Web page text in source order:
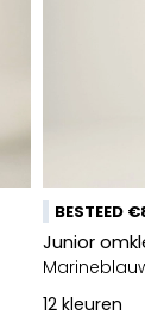
BESTEED
Junior
12 kleuren